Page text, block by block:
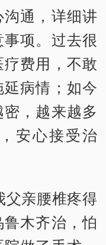
通，详细讲
项。过去很
费用，不敢
病情；如今
，越来越多
安心接受治
父亲腰椎疼得
木齐治，怕